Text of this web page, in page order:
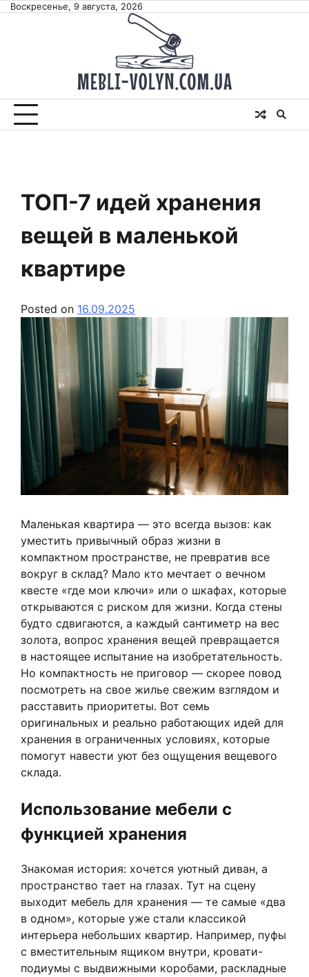
SkipВоскресенье, 9 августа, 2026
ТОП-7 идей хранения
вещей в маленькой
квартире
Posted on 16.09.2025
Маленькая квартира — это всегда вызов: как
уместить привычный образ жизни в
компактном пространстве, не превратив все
вокруг в склад? Мало кто мечтает о вечном
квесте «где мои ключи» или о шкафах, которые
открываются с риском для жизни. Когда стены
будто сдвигаются, а каждый сантиметр на вес
золота, вопрос хранения вещей превращается
в настоящее испытание на изобретательность.
Но компактность не приговор — скорее повод
посмотреть на свое жилье свежим взглядом и
расставить приоритеты. Вот семь
оригинальных и реально работающих идей для
хранения в ограниченных условиях, которые
помогут навести уют без ощущения вещевого
склада.
Использование мебели с
функцией хранения
Знакомая история: хочется уютный диван, а
пространство тает на глазах. Тут на сцену
выходит мебель для хранения — те самые «два
в одном», которые уже стали классикой
интерьера небольших квартир. Например, пуфы
с вместительным ящиком внутри, кровати-
подиумы с выдвижными коробами, раскладные